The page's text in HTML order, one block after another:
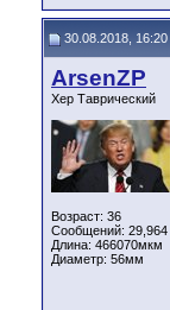
30.08.2018, 16:20
ArsenZP
Хер Таврический
Возраст: 36
Сообщений: 29,964
Длина: 466070мкм
Диаметр: 56мм